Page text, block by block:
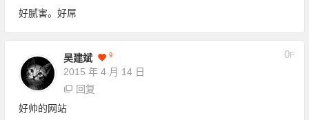
好腻害。好屌
吴建斌 9
2015 年 4 月 14 日
0F
回复
好帅的网站